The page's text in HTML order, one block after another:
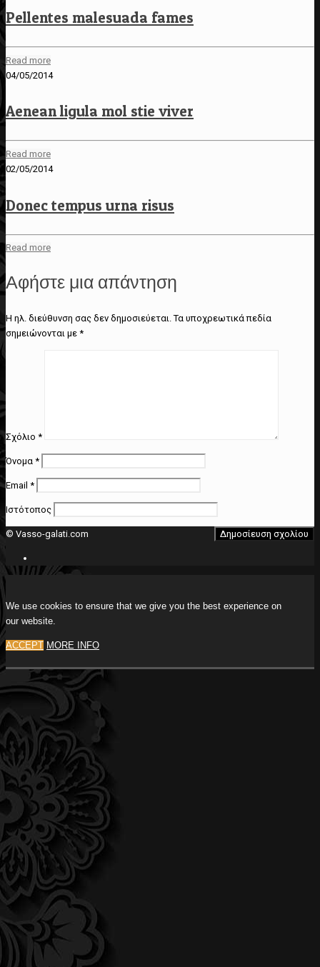
Pellentes malesuada fames
Read more
04/05/2014
Aenean ligula mol stie viver
Read more
02/05/2014
Donec tempus urna risus
Read more
Αφήστε μια απάντηση
Η ηλ. διεύθυνση σας δεν δημοσιεύεται. Τα υποχρεωτικά πεδία
σημειώνονται με *
Σχόλιο *
Όνομα *
Email *
Ιστότοπος
© Vasso-galati.com
We use cookies to ensure that we give you the best experience on
our website.
ACCEPT MORE INFO